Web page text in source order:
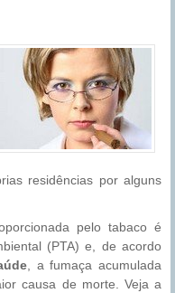
residências por alguns
pelo tabaco é
(PTA) e, de acordo
, a fumaça acumulada
causa de morte. Veja a